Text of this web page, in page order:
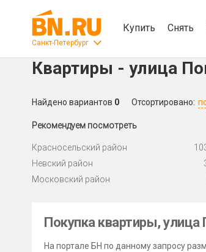
Санкт-Петербург
Купить Снять
Квартиры - улица
Найдено вариантов 0 Отсортировано:
Рекомендуем посмотреть
Красносельский район
Невский район
Московский район
Покупка квартиры, улица
На портале БН по данному запросу